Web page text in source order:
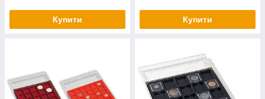
Купити Купити